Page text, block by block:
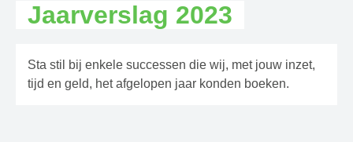
Jaarverslag 2023
Sta stil bij enkele successen die wij, met jouw inzet,
tijd en geld, het afgelopen jaar konden boeken.